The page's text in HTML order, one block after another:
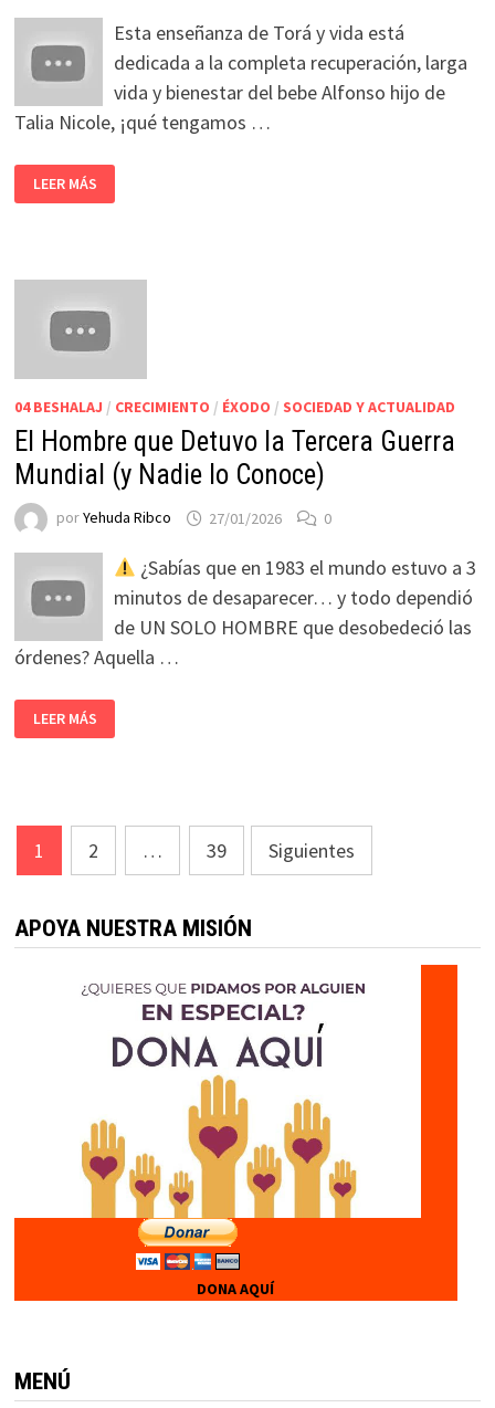
Esta enseñanza de Torá y vida está
dedicada a la completa recuperación, larga
vida y bienestar del bebe Alfonso hijo de
Talia Nicole, ¡qué tengamos …
LEER MÁS
04 BESHALAJ / CRECIMIENTO / ÉXODO / SOCIEDAD Y ACTUALIDAD
El Hombre que Detuvo la Tercera Guerra
Mundial (y Nadie lo Conoce)
porYehuda Ribco 27/01/2026 0
¿Sabías que en 1983 el mundo estuvo a 3
minutos de desaparecer… y todo dependió
de UN SOLO HOMBRE que desobedeció las
órdenes? Aquella …
LEER MÁS
Paginación
de
entradas
1 2 … 39 Siguientes
APOYA NUESTRA MISIÓN
DONA AQUÍ
MENÚ